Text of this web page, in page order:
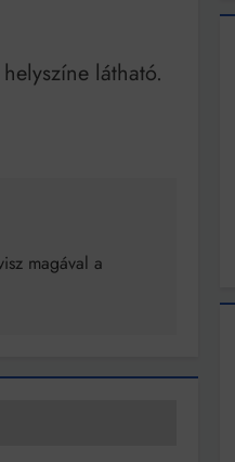
látható.
magával a